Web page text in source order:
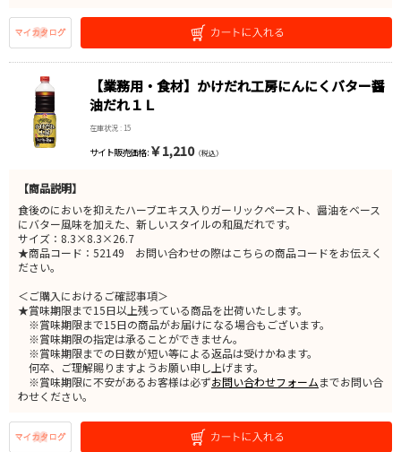
【業務用・食材】かけだれ工房にんにくバター醤
油だれ１Ｌ
在庫状況 : 15
サイト販売価格 : ￥1,210（税込）
【商品説明】
食後のにおいを抑えたハーブエキス入りガーリックペースト、醤油をベース
にバター風味を加えた、新しいスタイルの和風だれです。
サイズ：8.3×8.3×26.7
★商品コード：52149 お問い合わせの際はこちらの商品コードをお伝えく
ださい。
＜ご購入におけるご確認事項＞
★賞味期限まで15日以上残っている商品を出荷いたします。
※賞味期限まで15日の商品がお届けになる場合もございます。
※賞味期限の指定は承ることができません。
※賞味期限までの日数が短い等による返品は受けかねます。
何卒、ご理解賜りますようお願い申し上げます。
※賞味期限に不安があるお客様は必ずお問い合わせフォームまでお問い合
わせください。